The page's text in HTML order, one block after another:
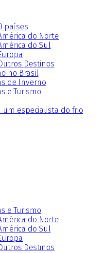
países
do Norte
do Sul
Destinos
no Brasil
de Inverno
e Turismo
um especialista do frio
e Turismo
do Norte
do Sul
Destinos